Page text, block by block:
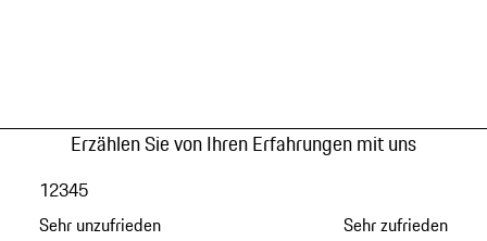
Erzählen Sie von Ihren Erfahrungen mit uns
Sehr unzufrieden
12345
Sehr zufrieden